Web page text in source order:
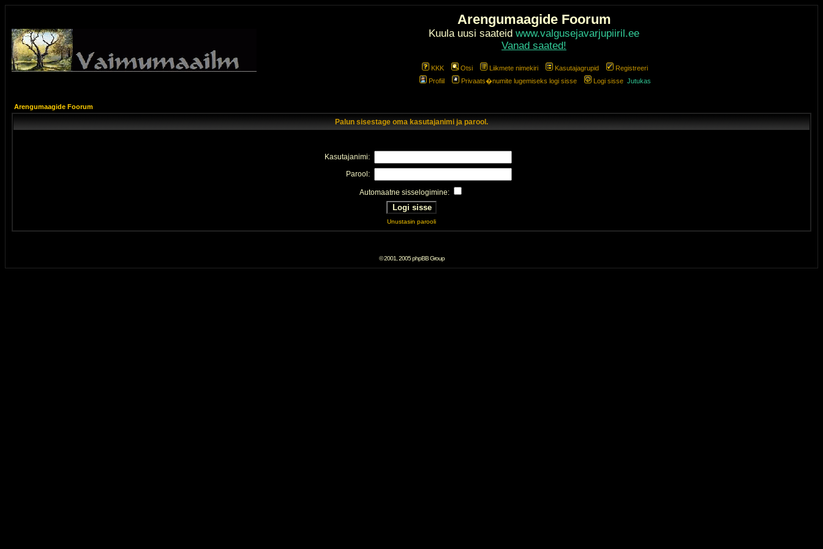
Arengumaagide Foorum
Kuula uusi saateid www.valgusejavarjupiiril.ee
Vanad saated!
KKK Otsi Liikmete nimekiri Kasutajagrupid
Registreeri
Profiil
Privaats�numite lugemiseks logi sisse Logi sisse Jutukas
Arengumaagide Foorum
Palun sisestage oma kasutajanimi ja parool.
Kasutajanimi:
Parool:
Automaatne sisselogimine:
Unustasin parooli
© 2001, 2005 phpBB Group